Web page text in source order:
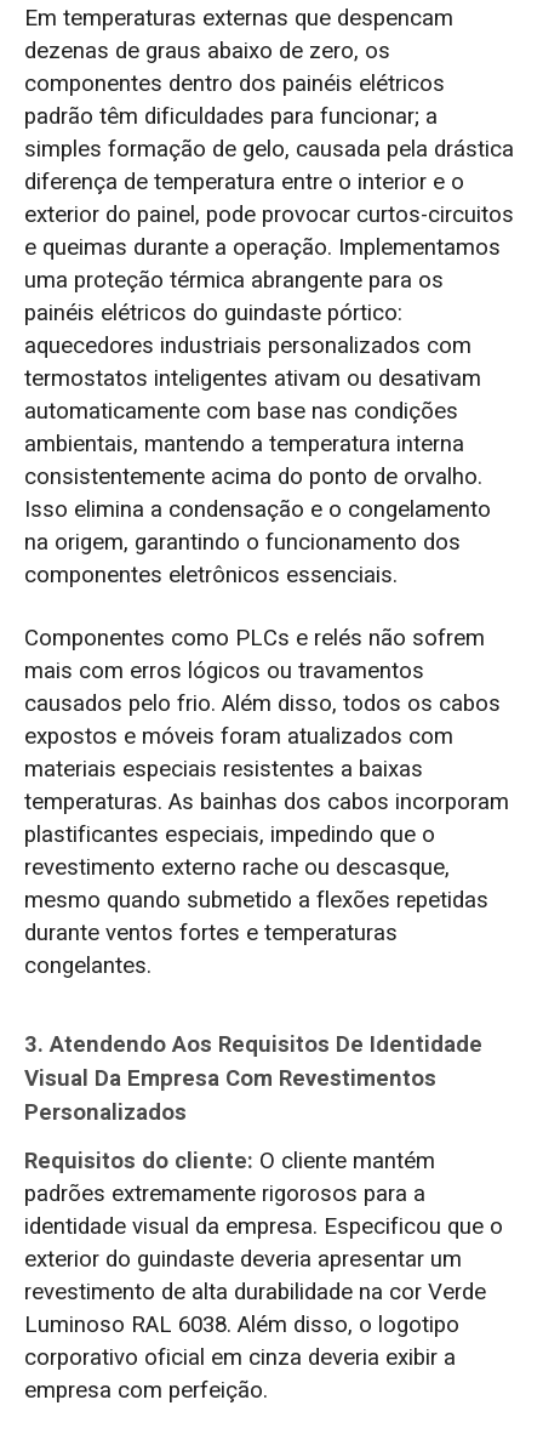
Em temperaturas externas que despencam
dezenas de graus abaixo de zero, os
componentes dentro dos painéis elétricos
padrão têm dificuldades para funcionar; a
simples formação de gelo, causada pela drástica
diferença de temperatura entre o interior e o
exterior do painel, pode provocar curtos-circuitos
e queimas durante a operação. Implementamos
uma proteção térmica abrangente para os
painéis elétricos do guindaste pórtico:
aquecedores industriais personalizados com
termostatos inteligentes ativam ou desativam
automaticamente com base nas condições
ambientais, mantendo a temperatura interna
consistentemente acima do ponto de orvalho.
Isso elimina a condensação e o congelamento
na origem, garantindo o funcionamento dos
componentes eletrônicos essenciais.
Componentes como PLCs e relés não sofrem
mais com erros lógicos ou travamentos
causados pelo frio. Além disso, todos os cabos
expostos e móveis foram atualizados com
materiais especiais resistentes a baixas
temperaturas. As bainhas dos cabos incorporam
plastificantes especiais, impedindo que o
revestimento externo rache ou descasque,
mesmo quando submetido a flexões repetidas
durante ventos fortes e temperaturas
congelantes.
3. Atendendo Aos Requisitos De Identidade
Visual Da Empresa Com Revestimentos
Personalizados
Requisitos do cliente: O cliente mantém
padrões extremamente rigorosos para a
identidade visual da empresa. Especificou que o
exterior do guindaste deveria apresentar um
revestimento de alta durabilidade na cor Verde
Luminoso RAL 6038. Além disso, o logotipo
corporativo oficial em cinza deveria exibir a
empresa com perfeição.